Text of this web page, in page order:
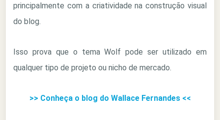
principalmente com a criatividade na construção visual
do blog.
Isso prova que o tema Wolf pode ser utilizado em
qualquer tipo de projeto ou nicho de mercado.
>> Conheça o blog do Wallace Fernandes <<